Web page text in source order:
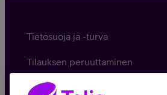
Tietosuoja ja -turva
Tilauksen peruuttaminen
Käyttöehdot